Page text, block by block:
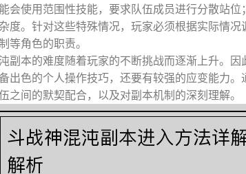
会使用范围性技能，要求队伍成员进行分散站
度。针对这些特殊情况，玩家必须根据实际情况
等角色的职责。
副本的难度随着玩家的不断挑战而逐渐上升。
出色的个人操作技巧，还要有较强的应变能力。
之间的默契配合，以及对副本机制的深刻理解。